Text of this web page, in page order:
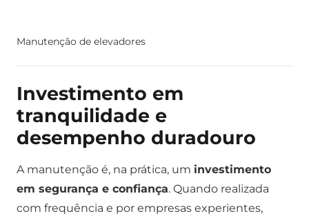
Manutenção de elevadores
Investimento em
tranquilidade e
desempenho duradouro
A manutenção é, na prática, um investimento
em segurança e confiança. Quando realizada
com frequência e por empresas experientes,